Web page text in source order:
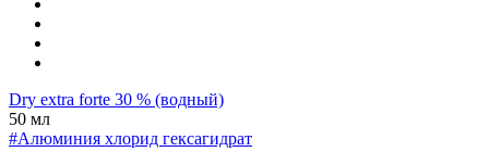
Dry extra forte 30 % (водный)
50 мл
#Алюминия хлорид гексагидрат